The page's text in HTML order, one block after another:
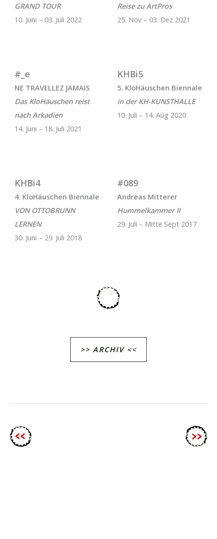
GRAND TOUR
10. Juni – 03. Juli 2022
Reise zu ArtPros
25. Nov – 03. Dez 2021
#_e
NE TRAVELLEZ JAMAIS
Das KloHäuschen reist
nach Arkadien
14. Juni – 18. Juli 2021
KHBi5
5. KloHäuschen Biennale
in der KH-KUNSTHALLE
10. Juli – 14. Aug 2020
KHBi4
4. KloHäuschen Biennale
VON OTTOBRUNN
LERNEN
30. Juni – 29. Juli 2018
#089
Andreas Mitterer
Hummelkammer II
29. Juli – Mitte Sept 2017
>> ARCHIV <<